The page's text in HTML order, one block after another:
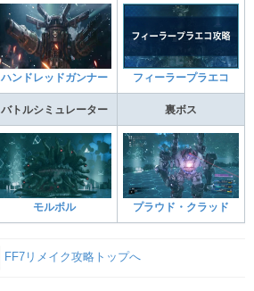
ハンドレッドガンナー フィーラープラエコ
バトルシミュレーター 裏ボス
モルボル プラウド・クラッド
FF7リメイク攻略トップへ